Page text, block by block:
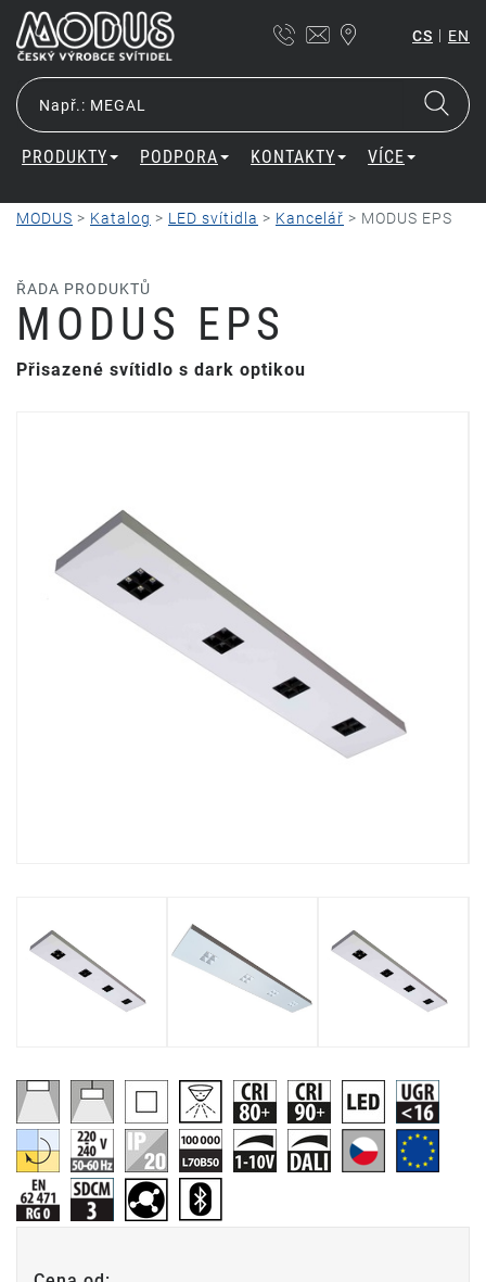
CS | EN
PRODUKTY PODPORA KONTAKTY VÍCE
MODUS > Katalog > LED svítidla > Kancelář > MODUS EPS
ŘADA PRODUKTŮ
MODUS EPS
Přisazené svítidlo s dark optikou